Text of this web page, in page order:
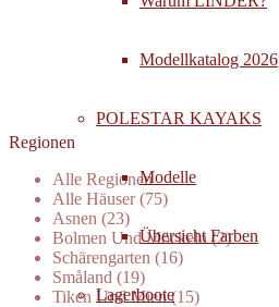
Modellkatalog 2026
POLESTAR KAYAKS
Modelle
Übersicht Farben
Lagerboote
Regionen
Alle Regionen
Alle Häuser (75)
Asnen (23)
Bolmen Und Möckeln (2)
Schärengarten (16)
Småland (19)
Tiken Und Mien (15)